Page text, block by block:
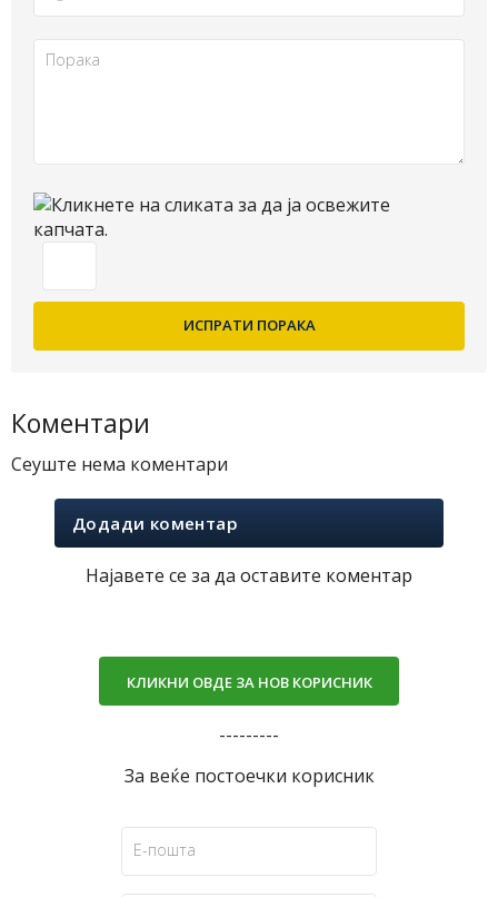
Коментари
Сеуште нема коментари
Додади коментар
Најавете се за да оставите коментар
КЛИКНИ ОВДЕ ЗА НОВ КОРИСНИК
---------
За веќе постоечки корисник